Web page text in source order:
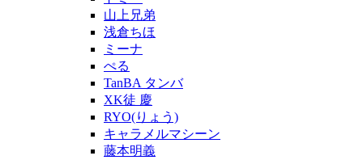
山上兄弟
浅倉ちほ
ミーナ
ぺる
TanBA タンバ
XK徒 慶
RYO(りょう)
キャラメルマシーン
藤本明義